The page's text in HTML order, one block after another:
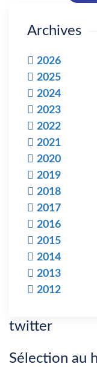
Archives
2026
2025
2024
2023
2022
2021
2020
2019
2018
2017
2016
2015
2014
2013
2012
twitter
Sélection au